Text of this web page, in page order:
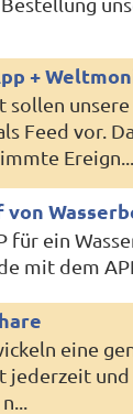
+
sollen
Feed vor.
Ereign...
von
für ein
mit dem
eine
jederzeit